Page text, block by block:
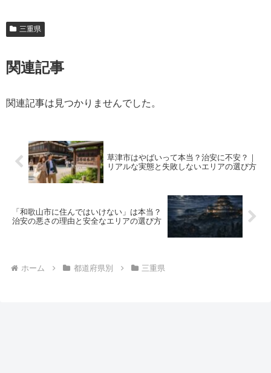
三重県
関連記事
関連記事は見つかりませんでした。
草津市はやばいって本当？治安に不安？｜
リアルな実態と失敗しないエリアの選び方
「和歌山市に住んではいけない」は本当？
治安の悪さの理由と安全なエリアの選び方
ホーム 都道府県別 三重県